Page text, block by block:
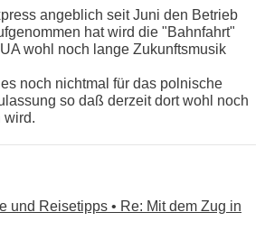
angeblich seit Juni den Betrieb
hat wird die "Bahnfahrt"
wohl noch lange Zukunftsmusik
noch nichtmal für das polnische
so daß derzeit dort wohl noch
wird.
und Reisetipps • Re: Mit dem Zug in